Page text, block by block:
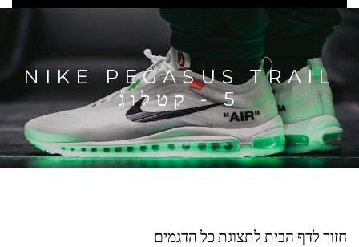
NIKE PEGASUS TRAIL
5 - קטלוג
חזור לדף הבית לתצוגת כל הדגמים